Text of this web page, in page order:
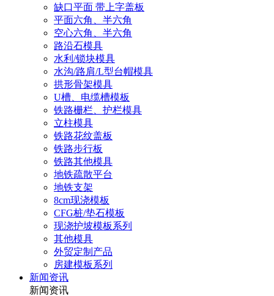
缺口平面 带上字盖板
平面六角、半六角
空心六角、半六角
路沿石模具
水利/锁块模具
水沟/路肩/L型台帽模具
拱形骨架模具
U槽、电缆槽模板
铁路栅栏、护栏模具
立柱模具
铁路花纹盖板
铁路步行板
铁路其他模具
地铁疏散平台
地铁支架
8cm现浇模板
CFG桩/垫石模板
现浇护坡模板系列
其他模具
外贸定制产品
房建模板系列
新闻资讯
新闻资讯